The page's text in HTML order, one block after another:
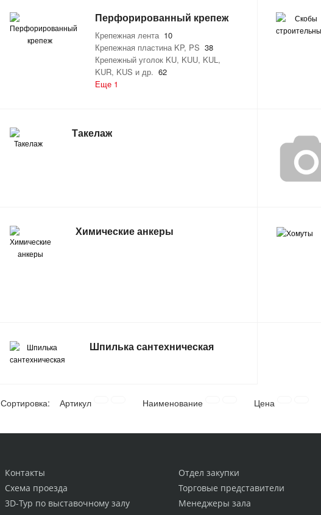
Перфорированный крепеж
Крепежная лента 10
Крепежная пластина KP, PS 38
Крепежный уголок KU, KUU, KUL,
KUR, KUS и др. 62
Еще 1
Такелаж
Химические анкеры
Шпилька сантехническая
Сортировка: Артикул Наименование Цена
Отдел закупки
Торговые представители
Менеджеры зала
Контакты
Схема проезда
3D-Тур по выставочному залу